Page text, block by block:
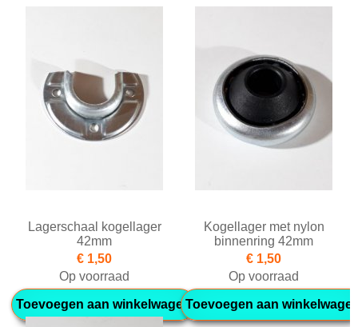
Lagerschaal kogellager
42mm
€ 1,50
Op voorraad
Toevoegen aan winkelwagen
Kogellager met nylon
binnenring 42mm
€ 1,50
Op voorraad
Toevoegen aan